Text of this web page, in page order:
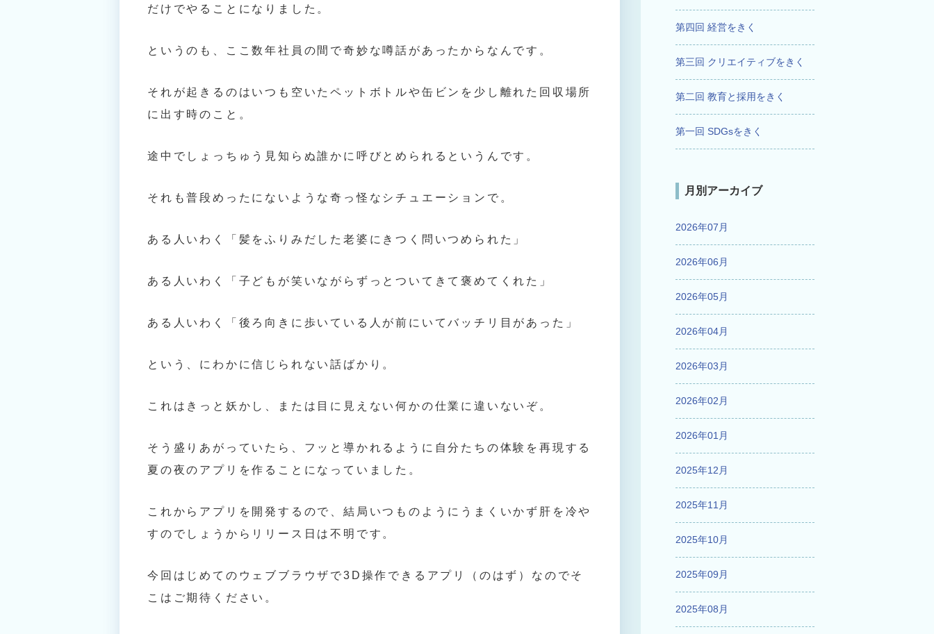
だけでやることになりました。
というのも、ここ数年社員の間で奇妙な噂話があったからなんです。
それが起きるのはいつも空いたペットボトルや缶ビンを少し離れた回収場所
に出す時のこと。
途中でしょっちゅう見知らぬ誰かに呼びとめられるというんです。
それも普段めったにないような奇っ怪なシチュエーションで。
ある人いわく「髪をふりみだした老婆にきつく問いつめられた」
ある人いわく「子どもが笑いながらずっとついてきて褒めてくれた」
ある人いわく「後ろ向きに歩いている人が前にいてバッチリ目があった」
という、にわかに信じられない話ばかり。
これはきっと妖かし、または目に見えない何かの仕業に違いないぞ。
そう盛りあがっていたら、フッと導かれるように自分たちの体験を再現する
夏の夜のアプリを作ることになっていました。
これからアプリを開発するので、結局いつものようにうまくいかず肝を冷や
すのでしょうからリリース日は不明です。
今回はじめてのウェブブラウザで3D操作できるアプリ（のはず）なのでそ
こはご期待ください。
第四回 経営をきく
第三回 クリエイティブをきく
第二回 教育と採用をきく
第一回 SDGsをきく
月別アーカイブ
2026年07月
2026年06月
2026年05月
2026年04月
2026年03月
2026年02月
2026年01月
2025年12月
2025年11月
2025年10月
2025年09月
2025年08月